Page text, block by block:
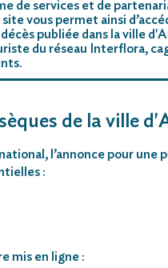
de services et de
vous permet ainsi
publiée dans la ville
du réseau Interflora,
de la ville
l’annonce pour une
:
mis en ligne :